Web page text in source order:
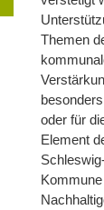
Themen
oder für
Element